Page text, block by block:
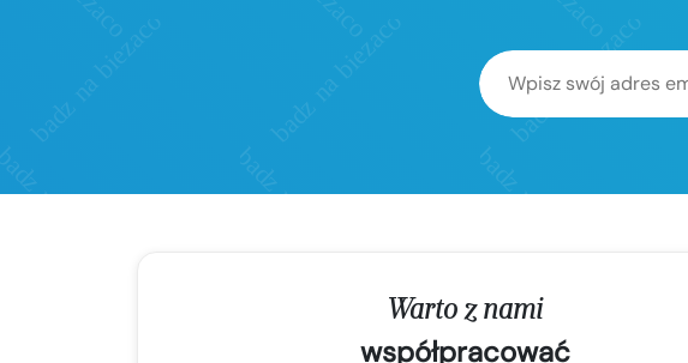
Warto z nami
współpracować